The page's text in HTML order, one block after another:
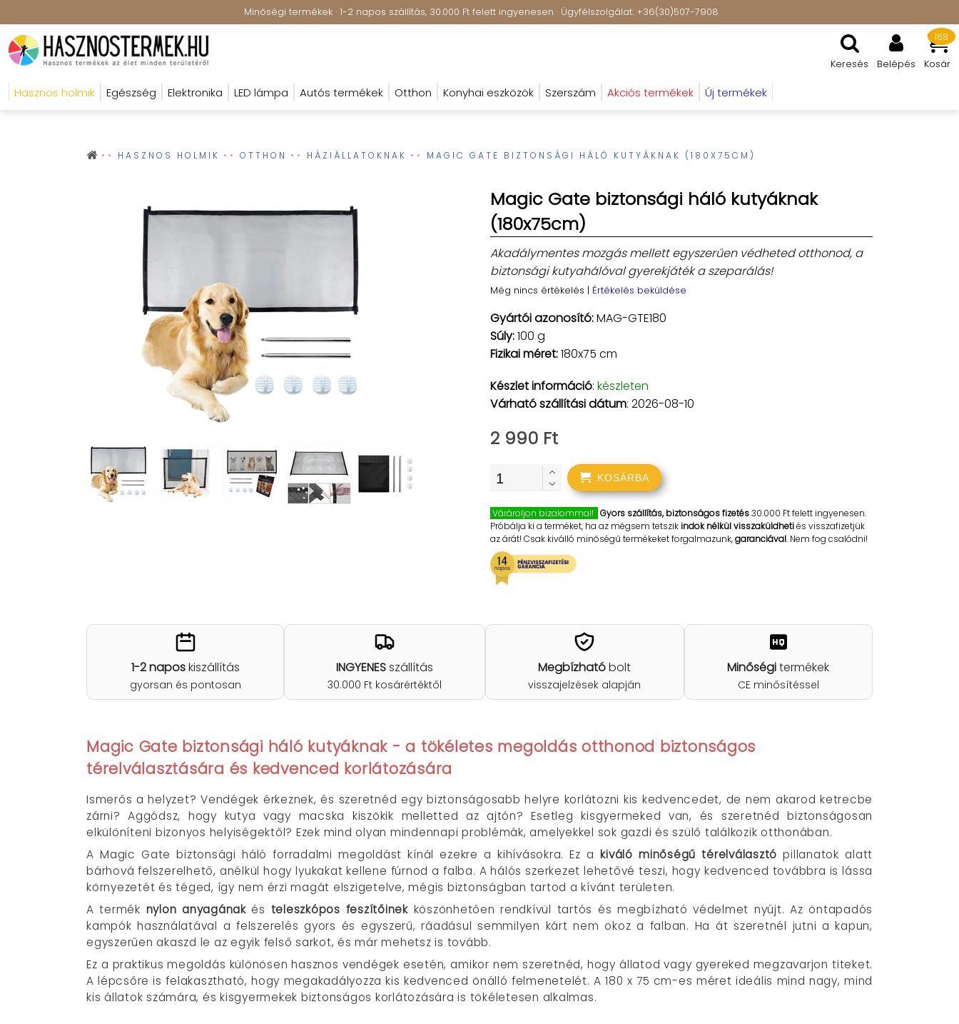
Minőségi termékek · 1-2 napos szállítás, 30.000 Ft felett ingyenesen · Ügyfélszolgálat: +36(30)507-7908
Keresés Belépés Kosár
168
Hasznos holmik Egészség Elektronika LED lámpa Autós termékek Otthon Konyhai eszközök Szerszám Akciós termékek Új termékek
HASZNOS HOLMIK OTTHON HÁZIÁLLATOKNAK MAGIC GATE BIZTONSÁGI HÁLÓ KUTYÁKNAK (180X75CM)
Magic Gate biztonsági háló kutyáknak
(180x75cm)
Akadálymentes mozgás mellett egyszerűen védheted otthonod, a
biztonsági kutyahálóval gyerekjáték a szeparálás!
Még nincs értékelés | Értékelés beküldése
Gyártói azonosító:MAG-GTE180
Súly:100 g
Fizikai méret:180x75 cm
Készlet információ: készleten
Várható szállítási dátum: 2026-08-10
2 990 Ft
KOSÁRBA
Várároljon bizalommal! Gyors szállítás, biztonságos fizetés30.000 Ft felett ingyenesen.
Próbálja ki a terméket, ha az mégsem tetszikindok nélkül visszaküldhetiés visszafizetjük
az árát! Csak kiválló minőségű termékeket forgalmazunk,garanciával. Nem fog csalódni!
1-2 naposkiszállítás
gyorsan és pontosan
INGYENESszállítás
30.000 Ft kosárértéktől
Megbízhatóbolt
visszajelzések alapján
Minőségitermékek
CE minősítéssel
Magic Gate biztonsági háló kutyáknak - a tökéletes megoldás otthonod biztonságos
térelválasztására és kedvenced korlátozására
Ismerős a helyzet? Vendégek érkeznek, és szeretnéd egy biztonságosabb helyre korlátozni kis kedvencedet, de nem akarod ketrecbe
zárni? Aggódsz, hogy kutya vagy macska kiszökik melletted az ajtón? Esetleg kisgyermeked van, és szeretnéd biztonságosan
elkülöníteni bizonyos helyiségektől? Ezek mind olyan mindennapi problémák, amelyekkel sok gazdi és szülő találkozik otthonában.
A Magic Gate biztonsági háló forradalmi megoldást kínál ezekre a kihívásokra. Ez a kiváló minőségű térelválasztó pillanatok alatt
bárhová felszerelhető, anélkül hogy lyukakat kellene fúrnod a falba. A hálós szerkezet lehetővé teszi, hogy kedvenced továbbra is lássa
környezetét és téged, így nem érzi magát elszigetelve, mégis biztonságban tartod a kívánt területen.
A termék nylon anyagánakés teleszkópos feszítőinekköszönhetően rendkívül tartós és megbízható védelmet nyújt. Az öntapadós
kampók használatával a felszerelés gyors és egyszerű, ráadásul semmilyen kárt nem okoz a falban. Ha át szeretnél jutni a kapun,
egyszerűen akaszd le az egyik felső sarkot, és már mehetsz is tovább.
Ez a praktikus megoldás különösen hasznos vendégek esetén, amikor nem szeretnéd, hogy állatod vagy gyereked megzavarjon titeket.
A lépcsőre is felakasztható, hogy megakadályozza kis kedvenced önálló felmenetelét. A 180 x 75 cm-es méret ideális mind nagy, mind
kis állatok számára, és kisgyermekek biztonságos korlátozására is tökéletesen alkalmas.